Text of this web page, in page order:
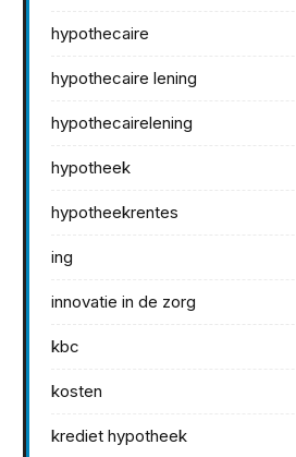
hypothecaire
hypothecaire lening
hypothecairelening
hypotheek
hypotheekrentes
ing
innovatie in de zorg
kbc
kosten
krediet hypotheek